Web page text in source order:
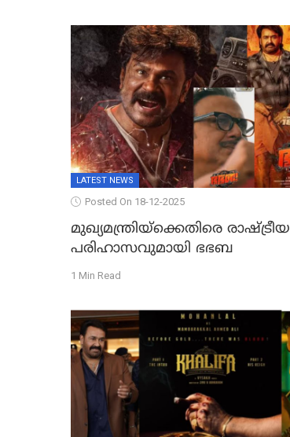
LATEST NEWS
Posted On 18-12-2025
മുഖ്യമന്ത്രിയ്ക്കെതിരെ രാഷ്ട്രീയ
പരിഹാസവുമായി ഭഭബ
1 Min Read